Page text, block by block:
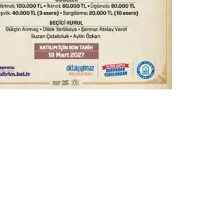
Elektrik akımına kapılan işçi hayatını
kaybetti
Serbest piyasada döviz fiyatları